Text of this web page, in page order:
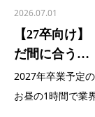
2026.07.01
【27卒向け
だ間に合う…
2027年卒業予定
お昼の1時間で業